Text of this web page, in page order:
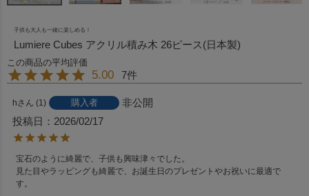
子供も大人も一緒に楽しめる！
Lumiere Cubes アクリル積み木 26ピース(日本製)
5.00 7
h 1 購入者
非公開
投稿日
2026/02/17
宝石のように綺麗で、子供も興味津々でした。
見た目やラッピングも綺麗で、お誕生日のプレゼントやお祝いに最適で
す。